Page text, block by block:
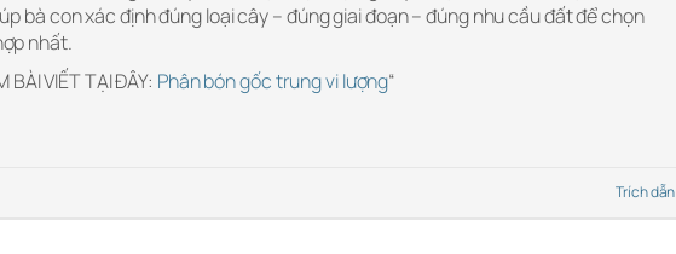
bà con xác định đúng loại cây – đúng giai đoạn – đúng nhu cầu đất để chọn
nhất.
BÀI VIẾT TẠI ĐÂY: Phân bón gốc trung vi lượng“
Trích dẫn